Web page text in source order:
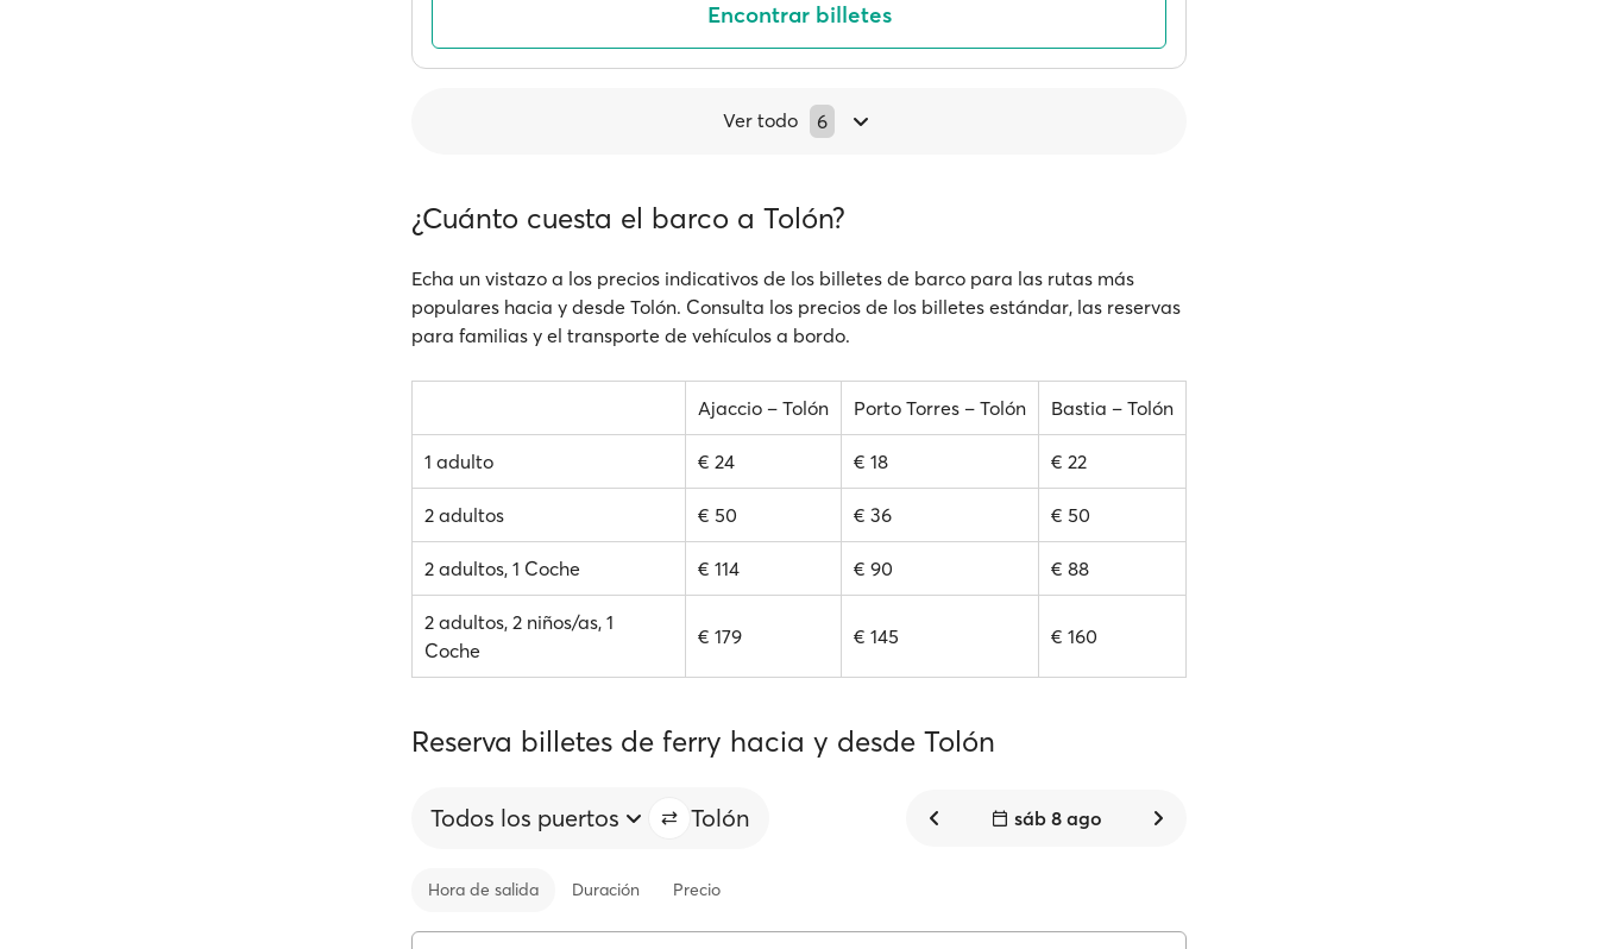
Encontrar billetes
Ver todo 6
¿Cuánto cuesta el barco a Tolón?
Echa un vistazo a los precios indicativos de los billetes de barco para las rutas más
populares hacia y desde Tolón. Consulta los precios de los billetes estándar, las reservas
para familias y el transporte de vehículos a bordo.
Ajaccio – Tolón Porto Torres – Tolón Bastia – Tolón
1 adulto € 24 € 18 € 22
2 adultos € 50 € 36 € 50
2 adultos, 1 Coche € 114 € 90 € 88
2 adultos, 2 niños/as, 1
Coche
€ 179 € 145 € 160
Reserva billetes de ferry hacia y desde Tolón
Todos los puertos Tolón sáb 8 ago
Hora de salida Duración Precio